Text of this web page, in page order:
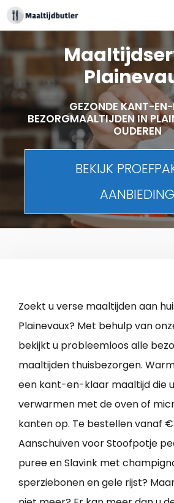
Spring
naar
inhoud
GEZONDE KANT-
BEZORGMAALTIJDEN IN
OUDEREN
BEKIJK
AANBIEDING
Zoekt u verse maaltijden aan
Plainevaux? Met behulp van
bekijkt u probleemloos alle
maaltijden thuisbezorgen.
een kant-en-klaar maaltijd die
verwarmen met de oven of
kanten op. Te bestellen vanaf
Aanschuiven voor Stoofpotje
puree en Slavink met
sperziebonen en gele rijst?